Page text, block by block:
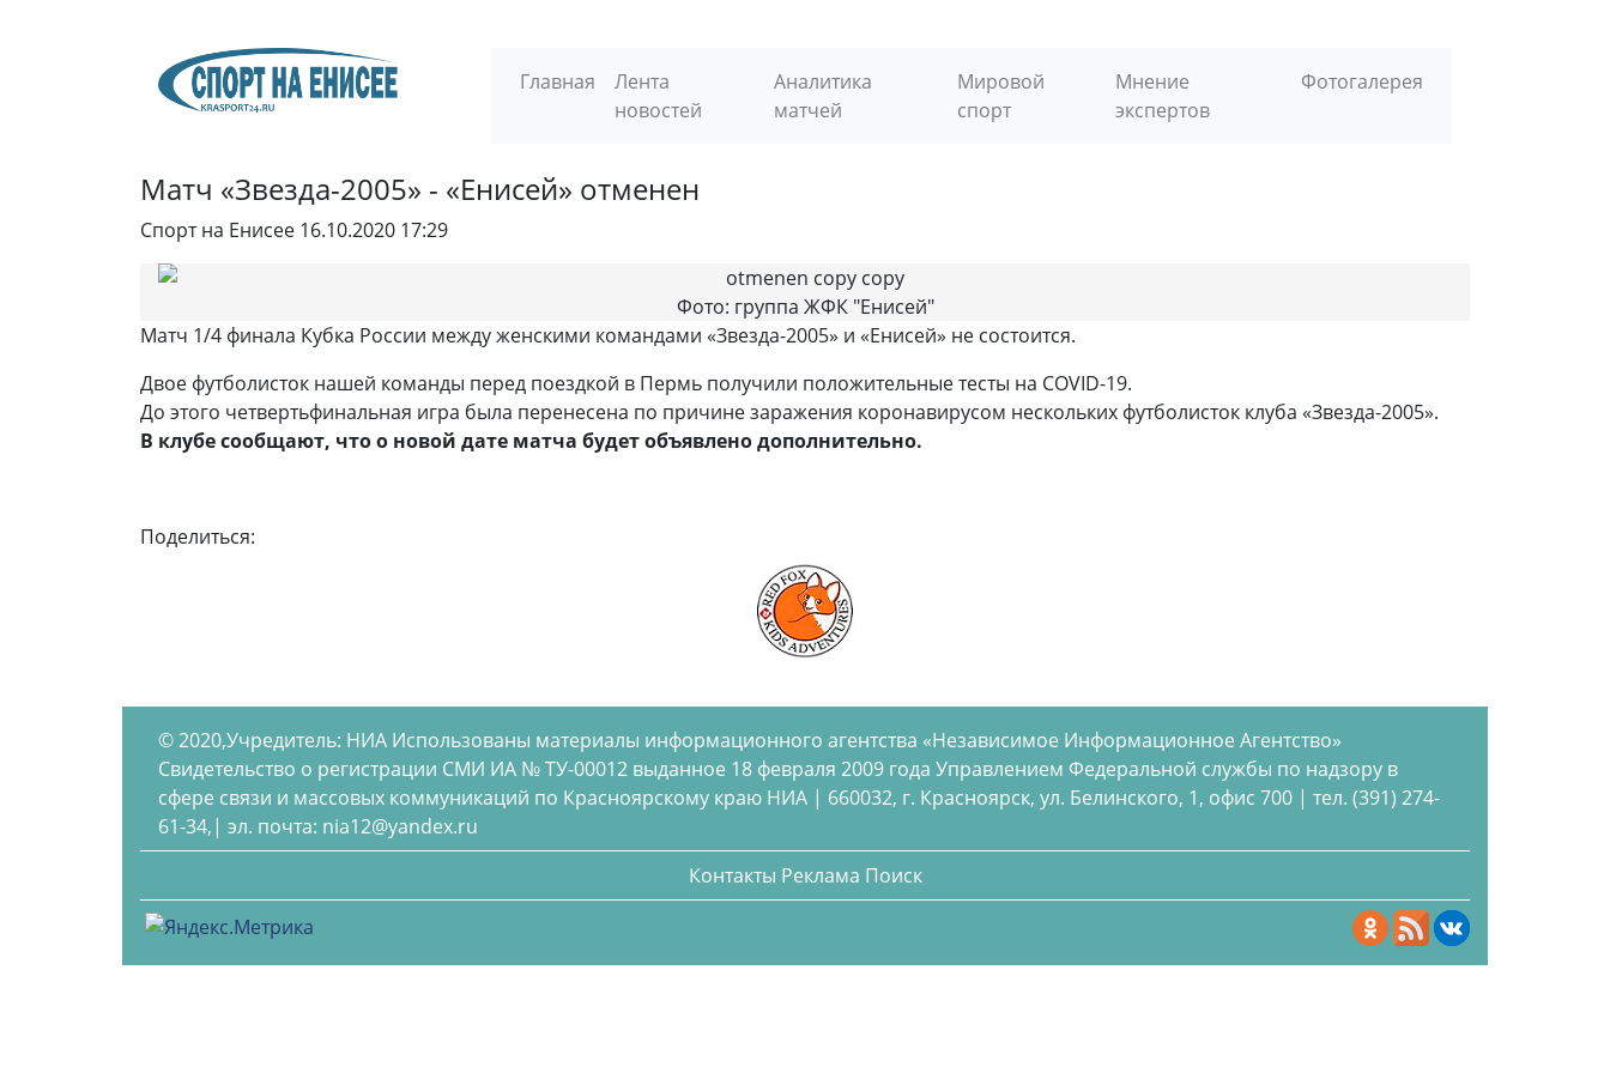
Главная
Лента
новостей
Аналитика
матчей
Мировой
спорт
Мнение
экспертов
Фотогалерея
Матч «Звезда-2005» - «Енисей» отменен
Спорт на Енисее 16.10.2020 17:29
Фото: группа ЖФК "Енисей"
Матч 1/4 финала Кубка России между женскими командами «Звезда-2005» и «Енисей» не состоится.
Двое футболисток нашей команды перед поездкой в Пермь получили положительные тесты на COVID-19.
До этого четвертьфинальная игра была перенесена по причине заражения коронавирусом нескольких футболисток клуба «Звезда-2005».
В клубе сообщают, что о новой дате матча будет объявлено дополнительно.
Поделиться:
© 2020,Учредитель: НИА Использованы материалы информационного агентства «Независимое Информационное Агентство»
Свидетельство о регистрации СМИ ИА № ТУ-00012 выданное 18 февраля 2009 года Управлением Федеральной службы по надзору в
сфере связи и массовых коммуникаций по Красноярскому краю НИА | 660032, г. Красноярск, ул. Белинского, 1, офис 700 | тел. (391) 274-
61-34,| эл. почта: nia12@yandex.ru
Контакты Реклама Поиск